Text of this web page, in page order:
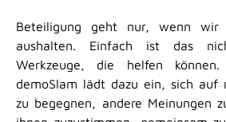
Beteiligung geht nur, wenn wir
aushalten. Einfach ist das
Werkzeuge, die helfen
demoSlam lädt dazu ein, sich auf
zu begegnen, andere Meinungen